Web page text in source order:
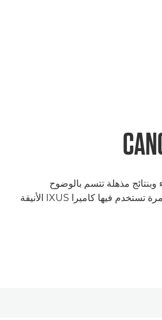
وبنتائج مذهلة تتسم بالوضوح
والتفاصيل الثرية في كل مرة تستخدم فيها كاميرا IXUS الأنيقة
Toggle